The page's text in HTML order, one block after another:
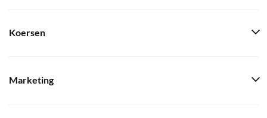
Koersen
Marketing